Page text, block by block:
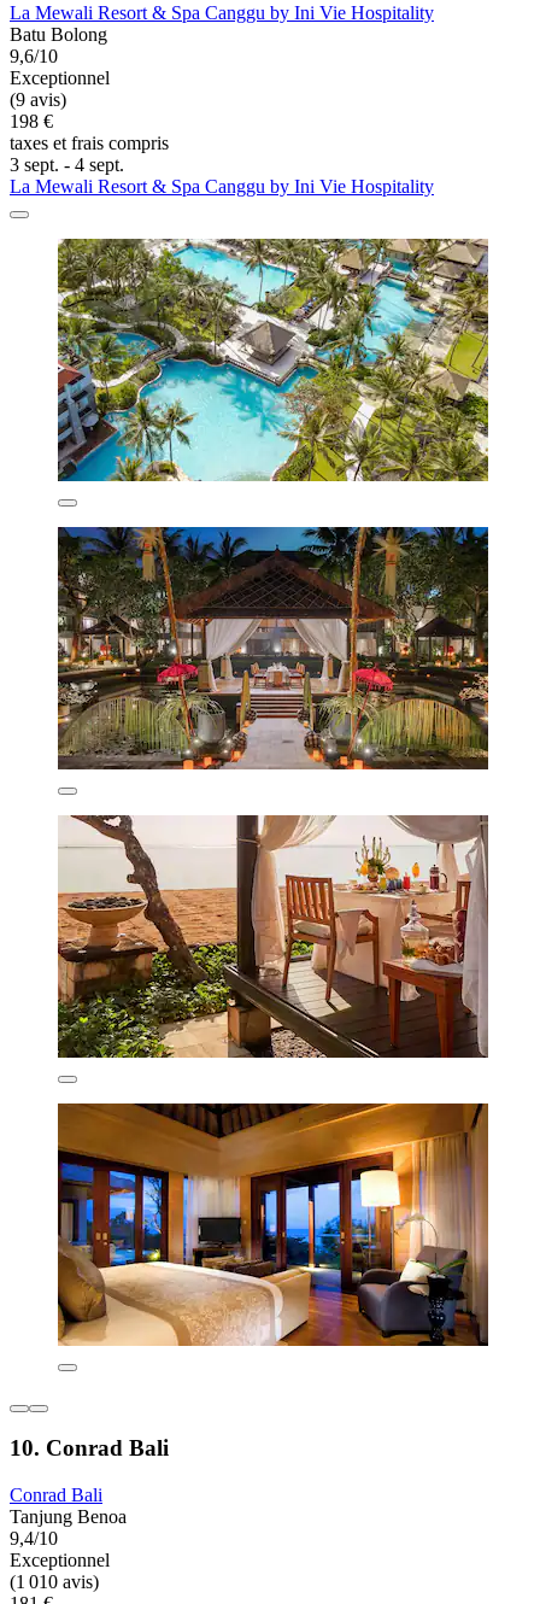
La Mewali Resort & Spa Canggu by Ini Vie Hospitality
Batu Bolong
9,6/10
Exceptionnel
(9 avis)
198 €
taxes et frais compris
3 sept. - 4 sept.
La Mewali Resort & Spa Canggu by Ini Vie Hospitality
10. Conrad Bali
Conrad Bali
Tanjung Benoa
9,4/10
Exceptionnel
(1 010 avis)